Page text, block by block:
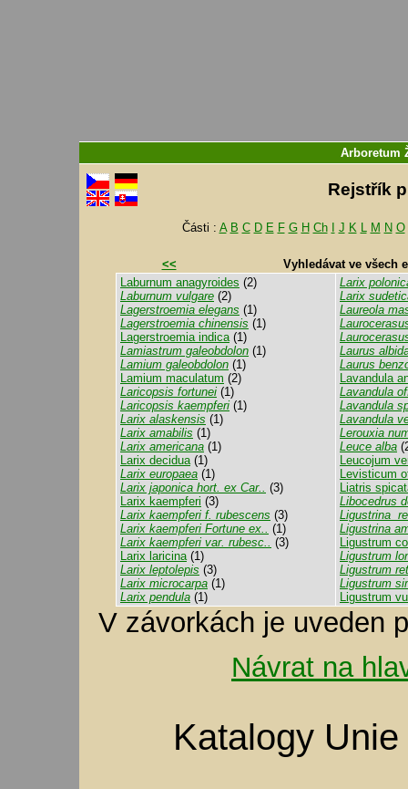
Arboretum
Rejstřík
Části : A B C D E F G H Ch J K L M N O
<<
Vyhledávat ve všech
Laburnum anagyroides (2)
Laburnum vulgare (2)
Lagerstroemia elegans (1)
Lagerstroemia chinensis (1)
Lagerstroemia indica(1)
Lamiastrum galeobdolon (1)
Lamium galeobdolon (1)
Lamium maculatum (2)
Laricopsis fortunei (1)
Laricopsis kaempferi (1)
Larix alaskensis (1)
Larix amabilis (1)
Larix americana (1)
Larix decidua(1)
Larix europaea (1)
Larix japonica hort. ex Car.. (3)
Larix kaempferi (3)
Larix kaempferi f. rubescens (3)
Larix kaempferi Fortune ex.. (1)
Larix kaempferi var. rubesc.. (3)
Larix laricina(1)
Larix leptolepis (3)
Larix microcarpa (1)
Larix pendula (1)
Larix
Larix
Laureola
Laurus
Laurus
Lavandula
Lavandula
Lavandula
Lavandula
Lerouxia
Leuce alba
Leucojum
Levisticum
Liatris
Libocedrus
Ligustrina
Ligustrina
Ligustrum
Ligustrum
Ligustrum
Ligustrum
Ligustrum
V závorkách je uveden
Návrat na
Katalogy